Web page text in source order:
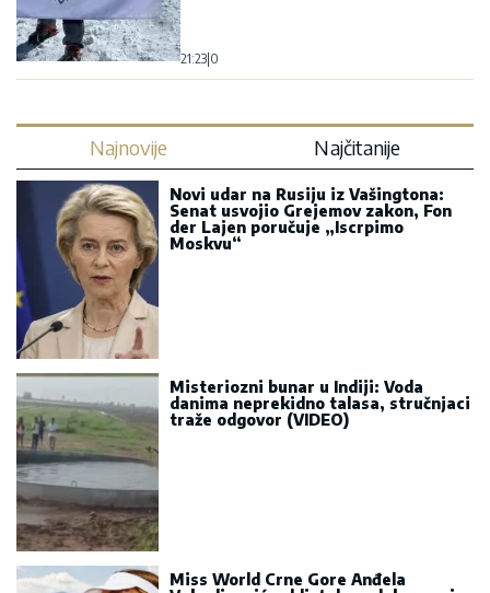
21:23 0
Najnovije Najčitanije
Novi udar na Rusiju iz Vašingtona:
Senat usvojio Grejemov zakon, Fon
der Lajen poručuje „Iscrpimo
Moskvu“
Misteriozni bunar u Indiji: Voda
danima neprekidno talasa, stručnjaci
traže odgovor (VIDEO)
Miss World Crne Gore Anđela